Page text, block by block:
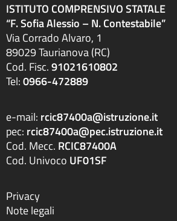
ISTITUTO COMPRENSIVO STATALE
“F. Sofia Alessio – N. Contestabile”
Via Corrado Alvaro, 1
89029 Taurianova (RC)
Cod. Fisc.91021610802
Tel:0966-472889
e-mail: rcic87400a@istruzione.it
pec: rcic87400a@pec.istruzione.it
Cod. Mecc. RCIC87400A
Cod. Univoco UF01SF
Privacy
Note legali